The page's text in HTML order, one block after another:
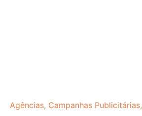
Agências, Campanhas Publicitárias,